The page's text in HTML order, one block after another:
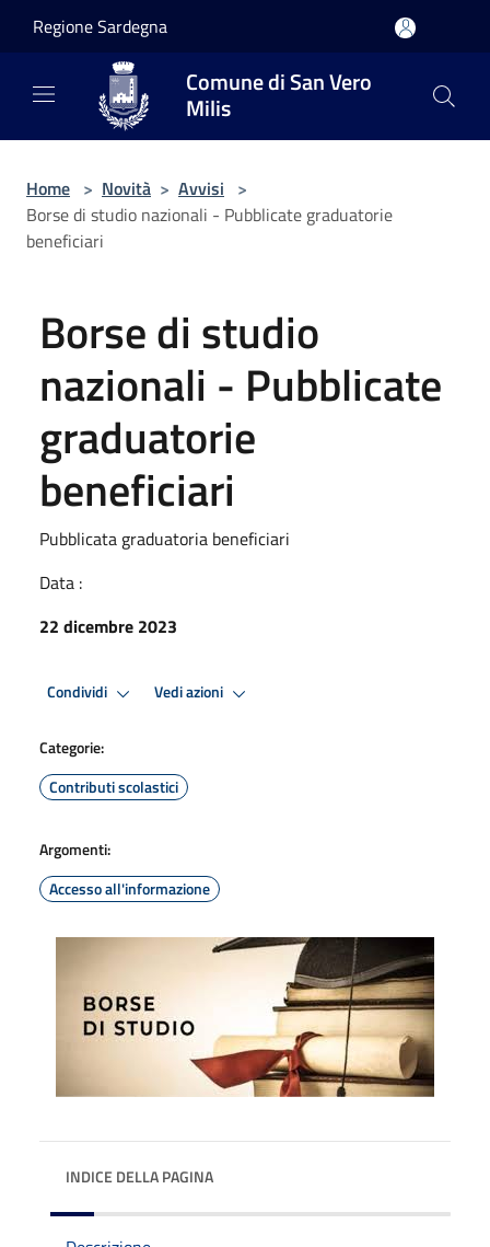
Regione Sardegna
Comune di San Vero
Milis
Home > Novità > Avvisi >
Borse di studio nazionali - Pubblicate graduatorie
beneficiari
Borse di studio
nazionali - Pubblicate
graduatorie
beneficiari
Pubblicata graduatoria beneficiari
Data :
22 dicembre 2023
Condividi Vedi azioni
Categorie:
Contributi scolastici
Argomenti:
Accesso all'informazione
INDICE DELLA PAGINA